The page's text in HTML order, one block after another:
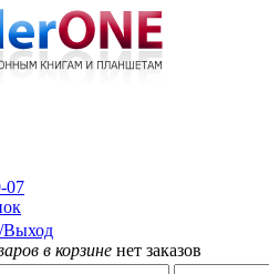
07
Выход
в корзине нет заказов